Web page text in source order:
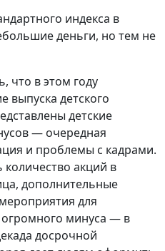
индекса в
деньги, но тем не
что в этом году
выпуска детского
детские
— очередная
и проблемы с кадрами.
акций в
дополнительные
для
огромного минуса — в
досрочной